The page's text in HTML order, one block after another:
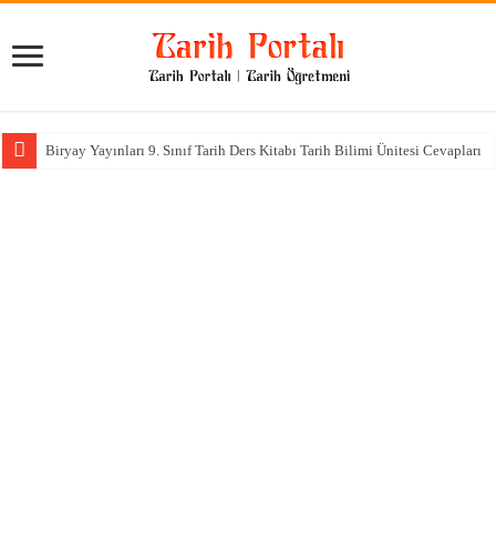
Biryay Yayınları 9. Sınıf Tarih Ders Kitabı Tarih Bilimi Ünitesi Cevapları